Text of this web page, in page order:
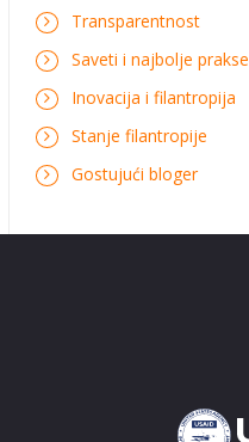
Transparentnost
Saveti i najbolje prakse
Inovacija i filantropija
Stanje filantropije
Gostujući bloger